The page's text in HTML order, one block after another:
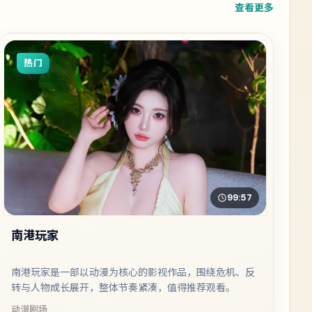
查看更多
热门
99:57
南港玩家
南港玩家是一部以动漫为核心的影视作品，围绕危机、反
转与人物成长展开，整体节奏紧凑，值得推荐观看。
动漫剧场